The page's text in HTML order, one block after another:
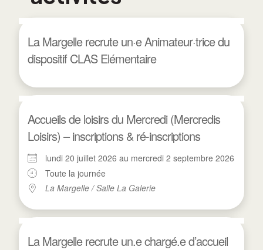
La Margelle recrute un·e Animateur·trice du
dispositif CLAS Elémentaire
Accueils de loisirs du Mercredi (Mercredis
Loisirs) – inscriptions & ré-inscriptions
lundi 20 juillet 2026 au mercredi 2 septembre 2026
Toute la journée
La Margelle / Salle La Galerie
La Margelle recrute un.e chargé.e d’accueil